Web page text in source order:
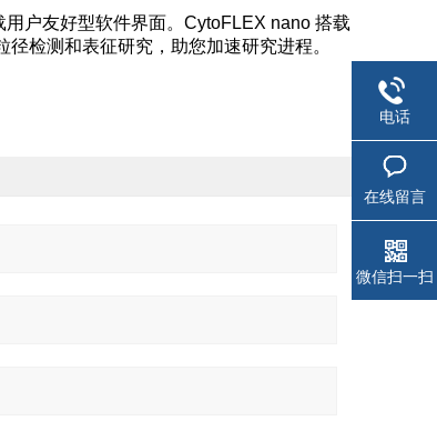
户友好型软件界面。CytoFLEX nano 搭载
检测和表征研究，助您加速研究进程。
电话
在线留言
微信扫一扫